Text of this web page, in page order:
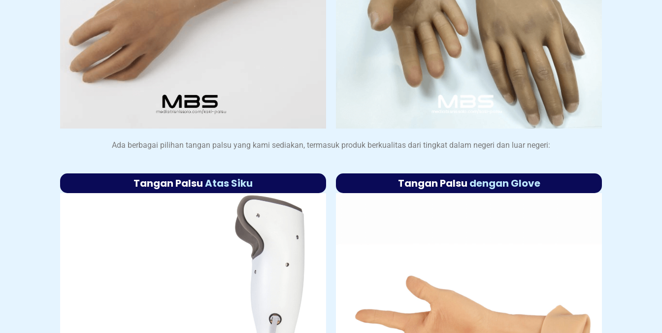
Ada berbagai pilihan tangan palsu yang kami sediakan, termasuk produk berkualitas dari tingkat dalam negeri dan luar negeri:
Tangan PalsuAtas Siku Tangan Palsu dengan Glove